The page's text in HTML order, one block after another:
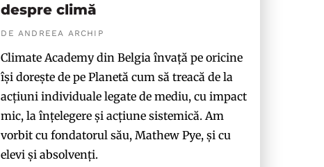
despre climă
DE ANDREEA ARCHIP
Climate Academy din Belgia învață pe oricine
își dorește de pe Planetă cum să treacă de la
acțiuni individuale legate de mediu, cu impact
mic, la înțelegere și acțiune sistemică. Am
vorbit cu fondatorul său, Mathew Pye, și cu
elevi și absolvenți.